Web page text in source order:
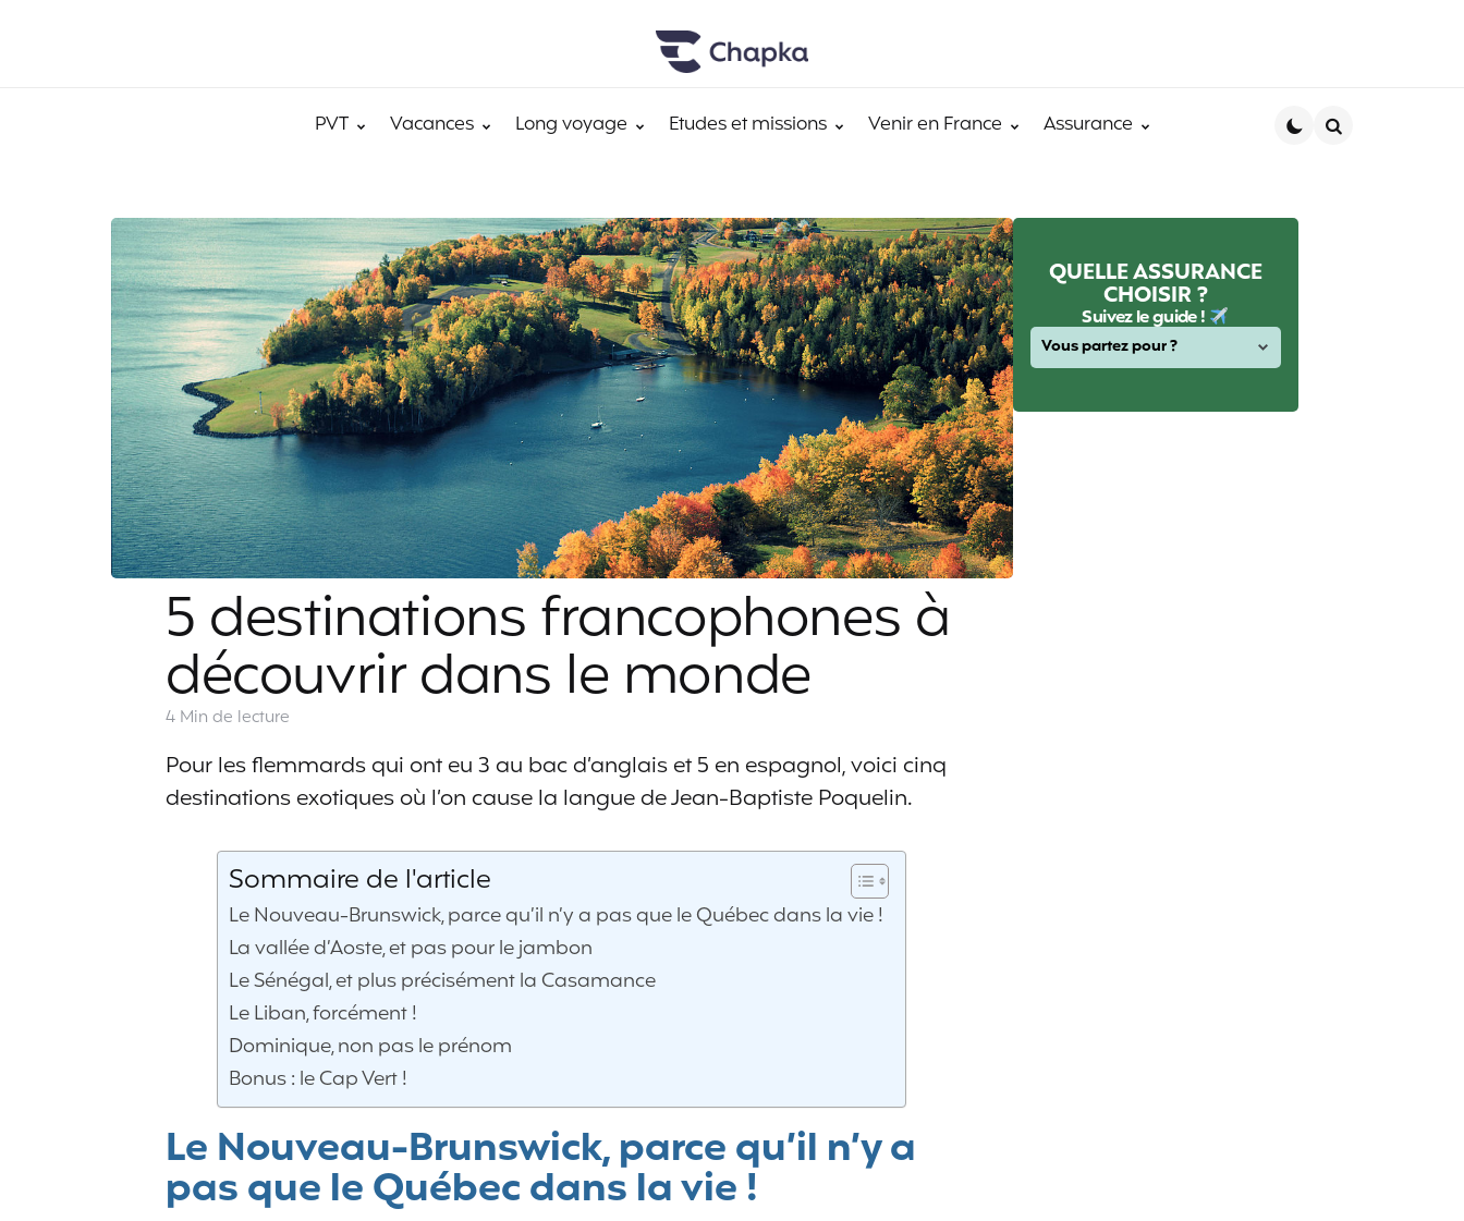
PVT Vacances Long voyage Etudes et missions Venir en France Assurance
5 destinations francophones à
découvrir dans le monde
4 Min de lecture
Pour les flemmards qui ont eu 3 au bac d’anglais et 5 en espagnol, voici cinq
destinations exotiques où l’on cause la langue de Jean-Baptiste Poquelin.
Sommaire de l'article
Le Nouveau-Brunswick, parce qu’il n’y a pas que le Québec dans la vie !
La vallée d’Aoste, et pas pour le jambon
Le Sénégal, et plus précisément la Casamance
Le Liban, forcément !
Dominique, non pas le prénom
Bonus : le Cap Vert !
Le Nouveau-Brunswick, parce qu’il n’y a
pas que le Québec dans la vie !
QUELLE ASSURANCE
CHOISIR ?
Suivez le guide !